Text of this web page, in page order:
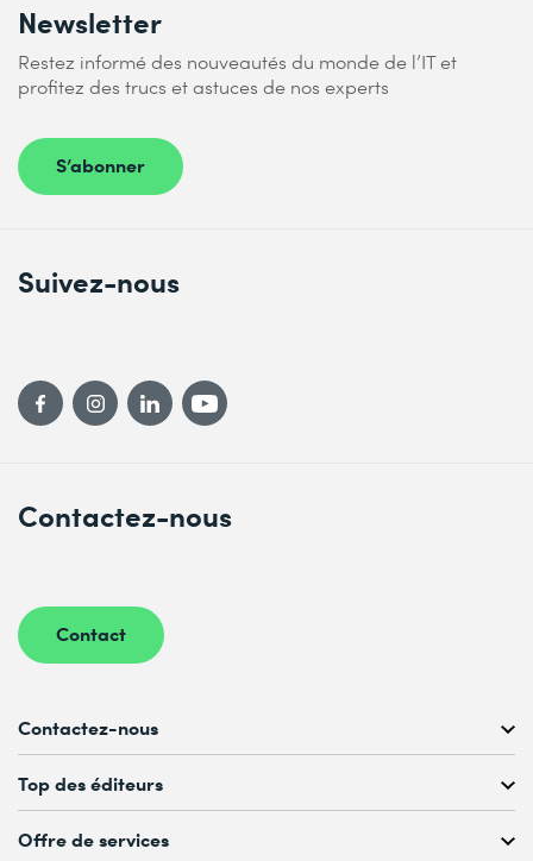
Newsletter
Restez informé des nouveautés du monde de l’IT et
profitez des trucs et astuces de nos experts
S’abonner
Contactez-nous
Contact
Suivez-nous
Contactez-nous
Conseil personnalisé au
022 738 80 80 ou 021 321 65 00
Top des éditeurs
Microsoft
Offre de services